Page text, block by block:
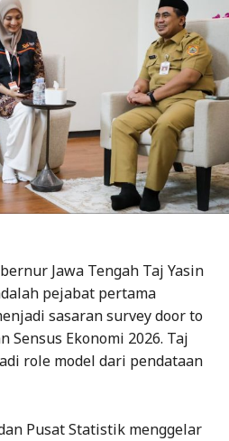
Jawa Tengah Taj Yasin
pejabat pertama
sasaran survey door to
Sensus Ekonomi 2026. Taj
role model dari pendataan
Pusat Statistik menggelar